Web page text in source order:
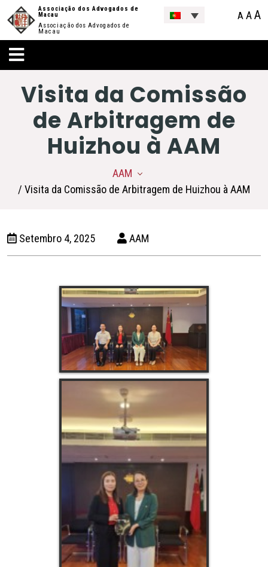
Associação dos Advogados de
Macau
Associação dos Advogados de
Macau
A AA
Visita da Comissão
de Arbitragem de
Huizhou à AAM
AAM
/ Visita da Comissão de Arbitragem de Huizhou à AAM
Setembro 4, 2025 AAM